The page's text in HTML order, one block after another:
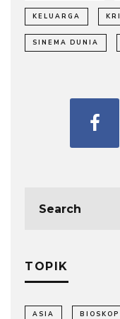
KELUARGA
SINEMA DUNIA
TOPIK
ASIA BIOSKOP